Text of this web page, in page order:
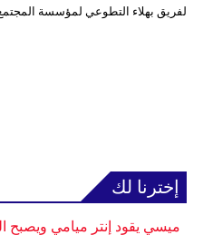
لفريق بهلاء التطوعي لمؤسسة
إخترنا لك
ميسي يقود إنتر ميامي ويصبح